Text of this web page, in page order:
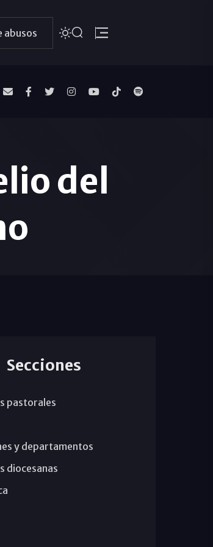
abusos
del
Secciones
pastorales
y departamentos
diocesanas